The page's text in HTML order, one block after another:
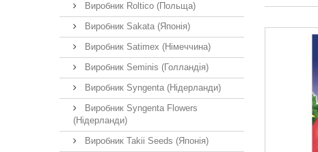
Виробник Roltico (Польща)
Виробник Sakata (Японія)
Виробник Satimex (Німеччина)
Виробник Seminis (Голландія)
Виробник Syngenta (Нідерланди)
Виробник Syngenta Flowers
(Нідерланди)
Виробник Takii Seeds (Японія)